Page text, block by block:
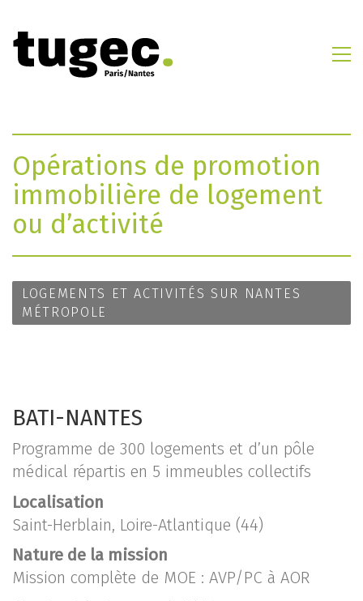
Opérations de promotion
immobilière de logement
ou d’activité
LOGEMENTS ET ACTIVITÉS SUR NANTES
MÉTROPOLE
BATI-NANTES
Programme de 300 logements et d’un pôle
médical répartis en 5 immeubles collectifs
Localisation
Saint-Herblain, Loire-Atlantique (44)
Nature de la mission
Mission complète de MOE : AVP/PC à AOR